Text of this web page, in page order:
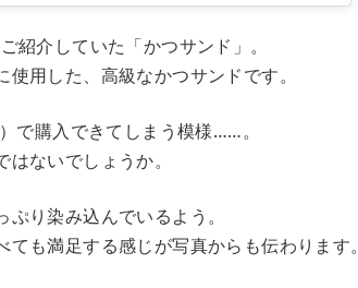
介していた「かつサンド」。
用した、高級なかつサンドです。
で購入できてしまう模様……。
ないでしょうか。
り染み込んでいるよう。
も満足する感じが写真からも伝わります。